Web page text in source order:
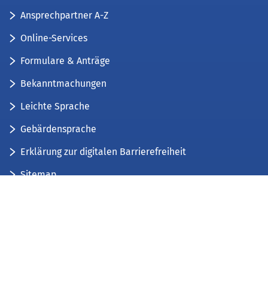
Ansprechpartner A-Z
Online-Services
Formulare & Anträge
Bekanntmachungen
Leichte Sprache
Gebärdensprache
Erklärung zur digitalen Barrierefreiheit
Sitemap